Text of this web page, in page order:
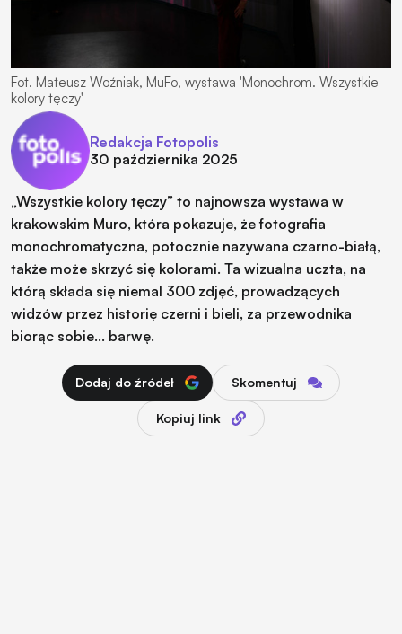
Redakcja Fotopolis
30 października 2025
„Wszystkie kolory tęczy” to najnowsza wystawa w
krakowskim Muro, która pokazuje, że fotografia
monochromatyczna, potocznie nazywana czarno-białą,
także może skrzyć się kolorami. Ta wizualna uczta, na
którą składa się niemal 300 zdjęć, prowadzących
widzów przez historię czerni i bieli, za przewodnika
biorąc sobie… barwę.
Dodaj do źródeł Skomentuj
Kopiuj link